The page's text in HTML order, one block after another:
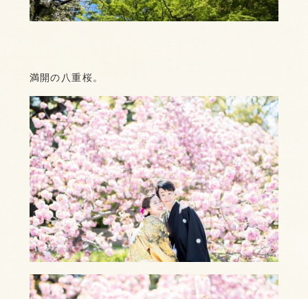
満開の八重桜。